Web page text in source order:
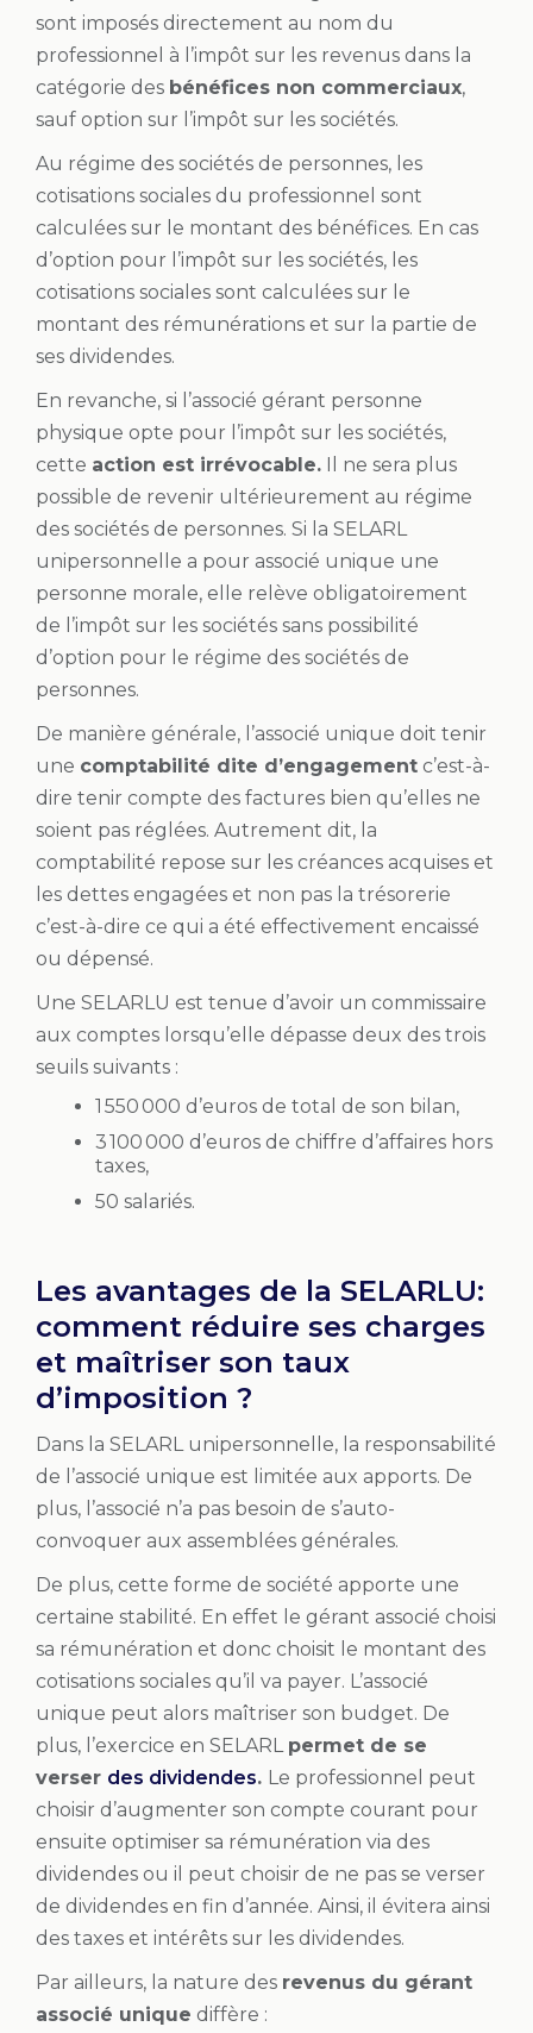
sont imposés directement au nom du
professionnel à l’impôt sur les revenus dans la
catégorie des bénéfices non commerciaux,
sauf option sur l’impôt sur les sociétés.
Au régime des sociétés de personnes, les
cotisations sociales du professionnel sont
calculées sur le montant des bénéfices. En cas
d’option pour l’impôt sur les sociétés, les
cotisations sociales sont calculées sur le
montant des rémunérations et sur la partie de
ses dividendes.
En revanche, si l’associé gérant personne
physique opte pour l’impôt sur les sociétés,
cette action est irrévocable. Il ne sera plus
possible de revenir ultérieurement au régime
des sociétés de personnes. Si la SELARL
unipersonnelle a pour associé unique une
personne morale, elle relève obligatoirement
de l’impôt sur les sociétés sans possibilité
d’option pour le régime des sociétés de
personnes.
De manière générale, l’associé unique doit tenir
une comptabilité dite d’engagement c’est-à-
dire tenir compte des factures bien qu’elles ne
soient pas réglées. Autrement dit, la
comptabilité repose sur les créances acquises et
les dettes engagées et non pas la trésorerie
c’est-à-dire ce qui a été effectivement encaissé
ou dépensé.
Une SELARLU est tenue d’avoir un commissaire
aux comptes lorsqu’elle dépasse deux des trois
seuils suivants :
1 550 000 d’euros de total de son bilan,
3 100 000 d’euros de chiffre d’affaires hors
taxes,
50 salariés.
Les avantages de la SELARLU:
comment réduire ses charges
et maîtriser son taux
d’imposition ?
Dans la SELARL unipersonnelle, la responsabilité
de l’associé unique est limitée aux apports. De
plus, l’associé n’a pas besoin de s’auto-
convoquer aux assemblées générales.
De plus, cette forme de société apporte une
certaine stabilité. En effet le gérant associé choisi
sa rémunération et donc choisit le montant des
cotisations sociales qu’il va payer. L’associé
unique peut alors maîtriser son budget. De
plus, l’exercice en SELARL permet de se
verser des dividendes. Le professionnel peut
choisir d’augmenter son compte courant pour
ensuite optimiser sa rémunération via des
dividendes ou il peut choisir de ne pas se verser
de dividendes en fin d’année. Ainsi, il évitera ainsi
des taxes et intérêts sur les dividendes.
Par ailleurs, la nature des revenus du gérant
associé unique diffère :